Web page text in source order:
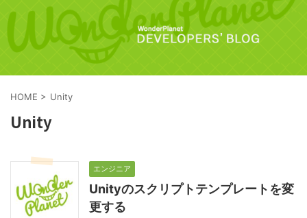
HOME > Unity
Unity
エンジニア
Unityのスクリプトテンプレートを変
更する